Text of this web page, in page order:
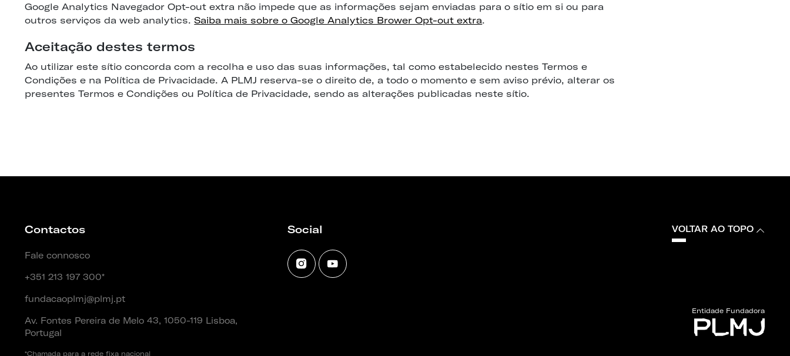
Google Analytics Navegador Opt-out extra não impede que as informações sejam enviadas para o sítio em si ou para
outros serviços da web analytics.Saiba mais sobre o Google Analytics Brower Opt-out extra.
Aceitação destes termos
Ao utilizar este sítio concorda com a recolha e uso das suas informações, tal como estabelecido nestes Termos e
Condições e na Política de Privacidade. A PLMJ reserva-se o direito de, a todo o momento e sem aviso prévio, alterar os
presentes Termos e Condições ou Política de Privacidade, sendo as alterações publicadas neste sítio.
VOLTAR AO TOPO
Entidade Fundadora
Contactos
Fale connosco
+351 213 197 300*
fundacaoplmj@plmj.pt
Av. Fontes Pereira de Melo 43, 1050-119 Lisboa,
Portugal
*Chamada para a rede fixa nacional
Social